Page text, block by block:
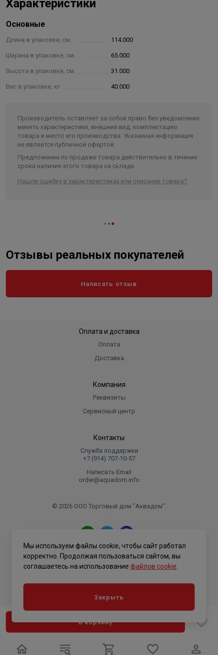
В корзину
Характеристики:
Материал Конструкционная сталь 092ГС
Соединительные размеры
Котловой контур 4" Ду100
Контуры потребителей 3" Ду50
Отводчик для шлама 1 1/2" Ду40
Мощность до 1000 кВт
Пропускная способность (kvs) 43 м³/ч
Предельная температура теплоносителя 110 С
Характеристики
Основные
Длина в упаковке, см. 114.000
Ширина в упаковке, см. 65.000
Высота в упаковке, см. 31.000
Вес в упаковке, кг 40.000
Производитель оставляет за собой право без уведомления
менять характеристики, внешний вид, комплектацию
товара и место его производства. Указанная информация
не является публичной офертой.
Предложение по продаже товара действительно в течение
срока наличия этого товара на складе.
Нашли ошибку в характеристиках или описании товара?
Отзывы реальных покупателей
Написать отзыв
Оплата и доставка
Оплата
Доставка
Компания
Реквизиты
Сервисный центр
Контакты
Служба поддержки
+7 (914) 707‑10‑57
Написать Email
order@aquadom.info
© 2026 ООО Торговый дом "Аквадом".
.
Политика конфиденциальности
Мы используем файлы cookie, чтобы сайт работал
корректно. Продолжая пользоваться сайтом, вы
соглашаетесь на использование файлов cookie
Закрыть